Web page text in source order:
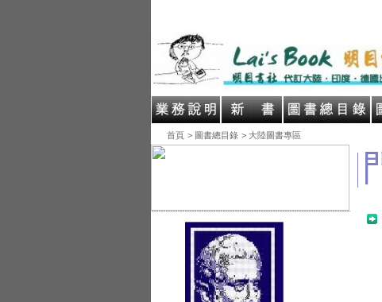
首頁 > 圖書總目錄 > 大陸圖書專區